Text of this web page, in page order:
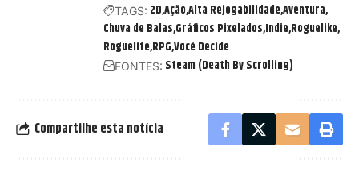
TAGS: 2DAçãoAlta RejogabilidadeAventura
Chuva de Balas Gráficos Pixelados Indie Roguelike
Roguelite RPGVocê Decide
FONTES: Steam (Death By Scrolling)
Compartilhe esta notícia